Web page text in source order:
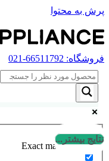
پرش به محتوا
فروشگاه: 66511792
-021
نتایج بیشتر...
Exact matches only